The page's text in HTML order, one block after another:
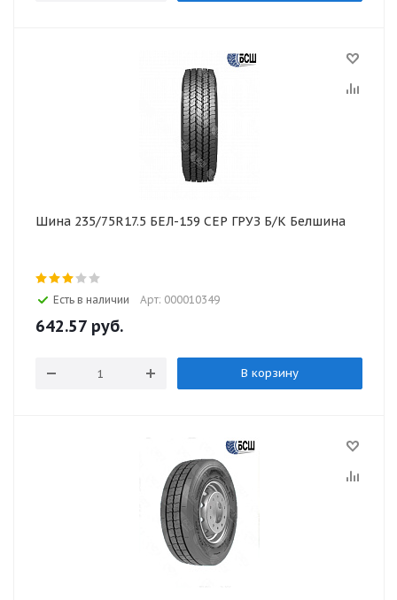
Шина 235/75R17.5 БЕЛ-159 СЕР ГРУЗ Б/К Белшина
Есть в наличии Арт: 000010349
642.57 руб.
В корзину